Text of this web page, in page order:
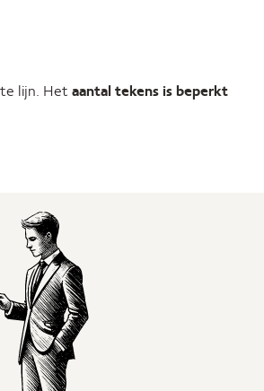
lijn. Het aantal tekens is beperkt